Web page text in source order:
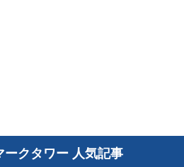
ークタワー 人気記事